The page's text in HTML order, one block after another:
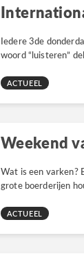
Iedere 3de
woord “luisteren”
ACTUEEL
Weekend
Wat is een varken?
grote boerderijen
ACTUEEL